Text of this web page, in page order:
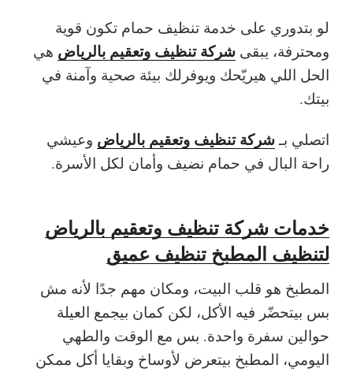
لو بتدوري على خدمة تنظيف حمام تكون قوية
ومحترفة، يبقى شركة تنظيف وتعقيم بالرياض هي
الحل اللي هيريّحك ويوفرلك بيئة صحية وآمنة في
بيتك.
اتصلي بـ شركة تنظيف وتعقيم بالرياض وعيشي
راحة البال في حمام نضيف وأمان لكل الأسرة.
خدمات شركة تنظيف وتعقيم بالرياض
لتنظيف المطبخ تنظيف عميق
المطبخ هو قلب البيت، ومكان مهم جدًا لأنه مش
بس بيتحضّر فيه الأكل، لكن كمان بيجمع العيلة
حوالين سفرة واحدة. بس مع الوقت والطهي
اليومي، المطبخ بيتعرض لأوساخ وبقايا أكل ممكن